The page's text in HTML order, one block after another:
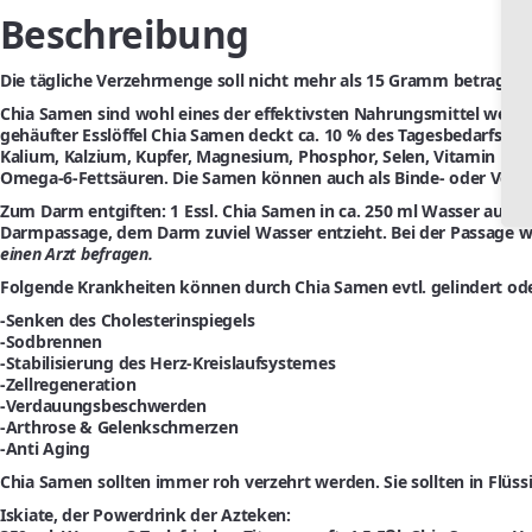
Beschreibung
Die tägliche Verzehrmenge soll nicht mehr als 15 Gramm betragen.
Chia Samen sind wohl eines der effektivsten Nahrungsmittel
gehäufter Esslöffel Chia Samen deckt ca. 10 % des Tagesbedarfs
Kalium, Kalzium, Kupfer, Magnesium, Phosphor, Selen, Vitamin E,
Omega-6-Fettsäuren. Die Samen können auch als Binde- oder
Zum Darm entgiften: 1 Essl. Chia Samen in ca. 250 ml Wasser
Darmpassage, dem Darm zuviel Wasser entzieht. Bei der
einen Arzt befragen.
Folgende Krankheiten können durch Chia Samen evtl. gelindert
-Senken des Cholesterinspiegels
-Sodbrennen
-Stabilisierung des Herz-Kreislaufsystemes
-Zellregeneration
-Verdauungsbeschwerden
-Arthrose & Gelenkschmerzen
-Anti Aging
Chia Samen sollten immer roh verzehrt werden. Sie sollten in
Iskiate, der Powerdrink der Azteken: